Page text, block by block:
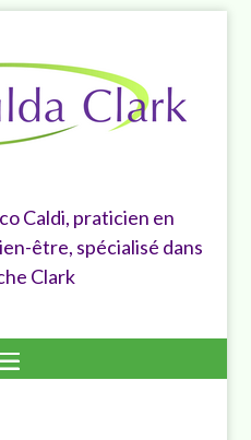
Caldi, praticien en
être, spécialisé dans
Clark